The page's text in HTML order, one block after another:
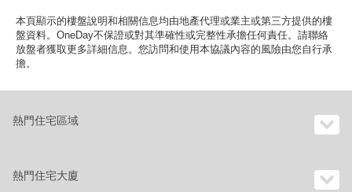
本頁顯示的樓盤說明和相關信息均由地產代理或業主或第三方提供的樓
盤資料。OneDay不保證或對其準確性或完整性承擔任何責任。請聯絡
放盤者獲取更多詳細信息。您訪問和使用本協議內容的風險由您自行承
擔。
熱門住宅區域
熱門住宅大廈